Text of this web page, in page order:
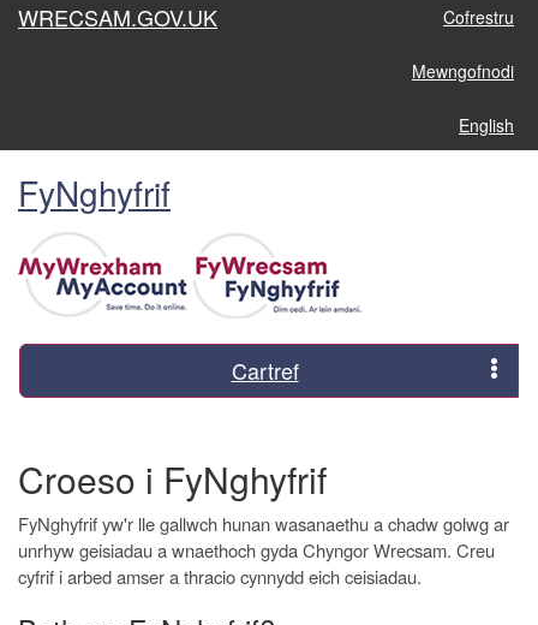
WRECSAM.GOV.UK Cofrestru
Mewngofnodi
English
FyNghyfrif
Cartref
Croeso i FyNghyfrif
FyNghyfrif yw'r lle gallwch hunan wasanaethu a chadw golwg ar
unrhyw geisiadau a wnaethoch gyda Chyngor Wrecsam. Creu
cyfrif i arbed amser a thracio cynnydd eich ceisiadau.